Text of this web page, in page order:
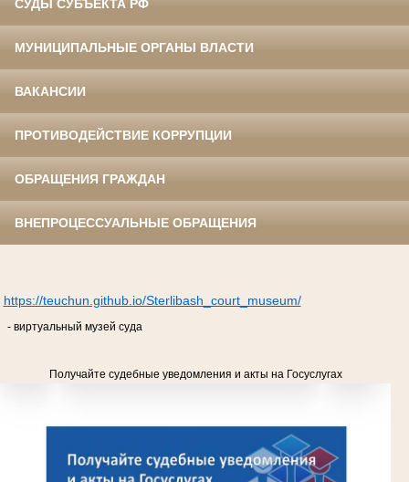
СУДЫ СУБЪЕКТА РФ
МУНИЦИПАЛЬНЫЕ ОРГАНЫ ВЛАСТИ
ВАКАНСИИ
ПРОТИВОДЕЙСТВИЕ КОРРУПЦИИ
ОБРАЩЕНИЯ ГРАЖДАН
ВНЕПРОЦЕССУАЛЬНЫЕ ОБРАЩЕНИЯ
https://teuchun.github.io/Sterlibash_court_museum/
- виртуальный музей суда
Получайте судебные уведомления и акты на Госуслугах